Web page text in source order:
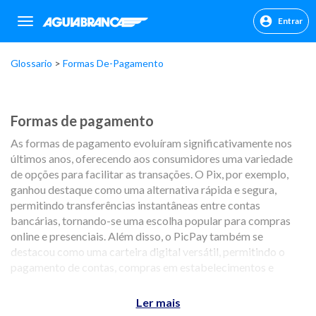
sr.header.toggle.navigation Entrar
Glossario Formas De-Pagamento
Formas de pagamento
As formas de pagamento evoluíram significativamente nos
últimos anos, oferecendo aos consumidores uma variedade
de opções para facilitar as transações. O Pix, por exemplo,
ganhou destaque como uma alternativa rápida e segura,
permitindo transferências instantâneas entre contas
bancárias, tornando-se uma escolha popular para compras
online e presenciais. Além disso, o PicPay também se
destacou como uma carteira digital versátil, permitindo o
Ler mais